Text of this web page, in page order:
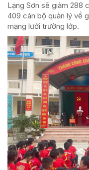
Lạng Sơn sẽ giảm 288
409 cán bộ quản lý về
mạng lưới trường lớp.